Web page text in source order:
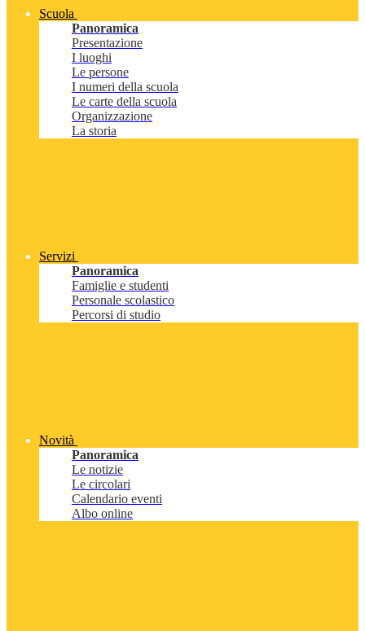
Scuola
Panoramica
Presentazione
I luoghi
Le persone
I numeri della scuola
Le carte della scuola
Organizzazione
La storia
Servizi
Panoramica
Famiglie e studenti
Personale scolastico
Percorsi di studio
Novità
Panoramica
Le notizie
Le circolari
Calendario eventi
Albo online